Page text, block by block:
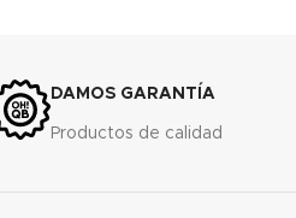
DAMOS GARANTÍA
Productos de calidad